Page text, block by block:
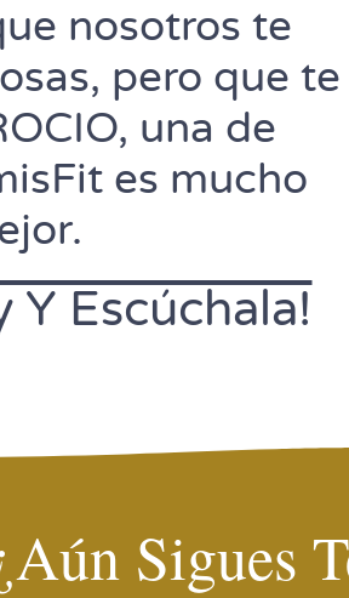
nosotros te
pero que te
una de
es mucho
Y Escúchala!
Sigues